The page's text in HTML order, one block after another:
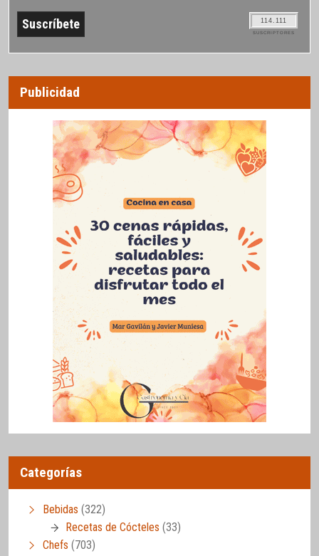
114.111
SUSCRIPTORES
Publicidad
Categorías
Bebidas (322)
Recetas de Cócteles (33)
Chefs (703)